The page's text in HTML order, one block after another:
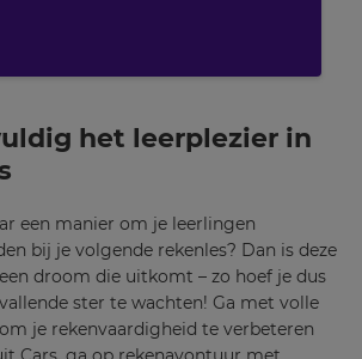
het leerplezier in
een manier om je leerlingen
bij je volgende rekenles? Dan is deze
droom die uitkomt – zo hoef je dus
ster te wachten! Ga met volle
je rekenvaardigheid te verbeteren